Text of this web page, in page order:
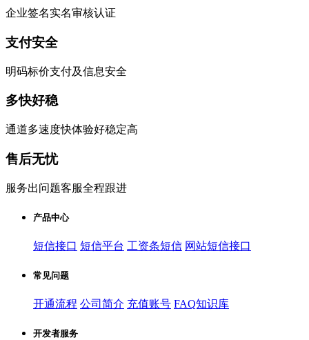
企业签名实名审核认证
支付安全
明码标价支付及信息安全
多快好稳
通道多速度快体验好稳定高
售后无忧
服务出问题客服全程跟进
产品中心
短信接口 短信平台 工资条短信 网站短信接口
常见问题
开通流程 公司简介 充值账号 FAQ知识库
开发者服务